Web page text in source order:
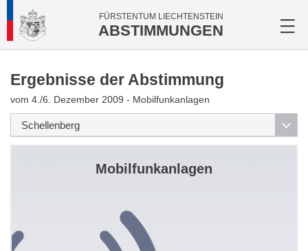
FÜRSTENTUM LIECHTENSTEIN
ABSTIMMUNGEN
Ergebnisse der Abstimmung
vom 4./6. Dezember 2009 - Mobilfunkanlagen
Mobilfunkanlagen